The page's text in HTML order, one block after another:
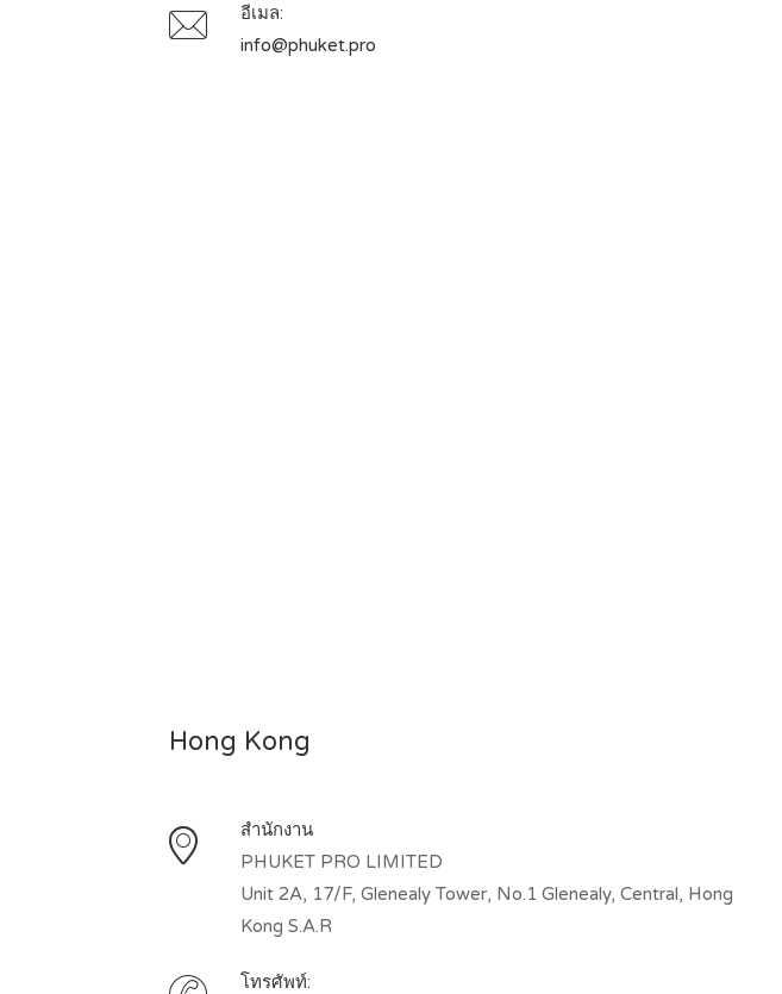
อีเมล:
info@phuket.pro
Hong Kong
สำนักงาน
PHUKET PRO LIMITED
Unit 2A, 17/F, Glenealy Tower, No.1 Glenealy, Central, Hong
Kong S.A.R
โทรศัพท์: